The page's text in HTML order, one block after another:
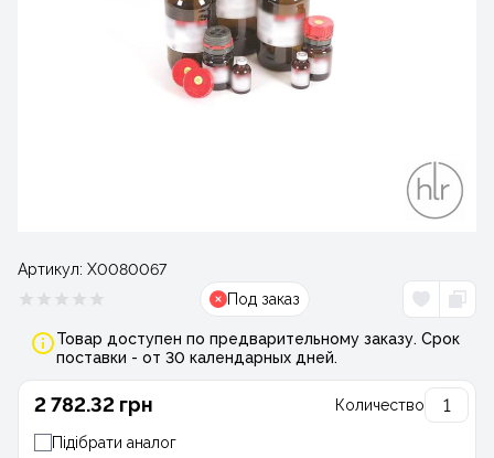
Артикул: Х0080067
Под заказ
Товар доступен по предварительному заказу. Срок
поставки - от 30 календарных дней.
2 782.32 грн Количество
Підібрати аналог